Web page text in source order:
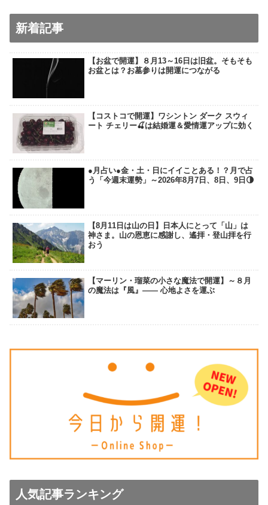
新着記事
【お盆で開運】８月13～16日は旧盆。そもそも
お盆とは？お墓参りは開運につながる
【コストコで開運】ワシントン ダーク スウィ
ート チェリー🍒は結婚運＆愛情運アップに効く
●月占い●金・土・日にイイことある！？月で占
う「今週末運勢」～2026年8月7日、8日、9日🌗
【8月11日は山の日】日本人にとって「山」は
神さま。山の恩恵に感謝し、遙拝・登山拝を行
おう
【マーリン・瑠菜の小さな魔法で開運】～８月
の魔法は『風』―― 心地よさを運ぶ
人気記事ランキング